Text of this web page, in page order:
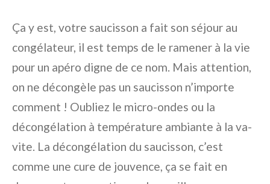
Ça y est, votre saucisson a fait son séjour au
congélateur, il est temps de le ramener à la vie
pour un apéro digne de ce nom. Mais attention,
on ne décongèle pas un saucisson n’importe
comment ! Oubliez le micro-ondes ou la
décongélation à température ambiante à la va-
vite. La décongélation du saucisson, c’est
comme une cure de jouvence, ça se fait en